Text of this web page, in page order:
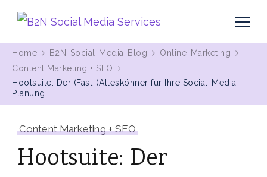
B2N Social Media Services
Home B2N-Social-Media-Blog
Online-Marketing
Content Marketing + SEO
Hootsuite: Der (Fast-)Alleskönner für Ihre Social-Media-
Planung
Content Marketing + SEO
Hootsuite: Der